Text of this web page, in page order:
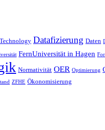
Datafizierung Daten
FernUniversität in Hagen
Normativität OER Optimierung
ZFHE Ökonomisierung